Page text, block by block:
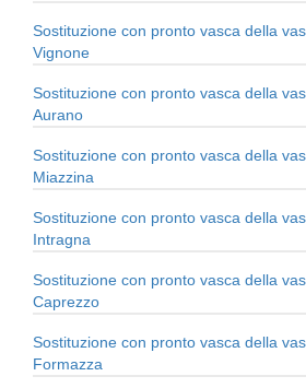
Sostituzione con pronto vasca della
Vignone
Sostituzione con pronto vasca della
Aurano
Sostituzione con pronto vasca della
Miazzina
Sostituzione con pronto vasca della
Intragna
Sostituzione con pronto vasca della
Caprezzo
Sostituzione con pronto vasca della
Formazza